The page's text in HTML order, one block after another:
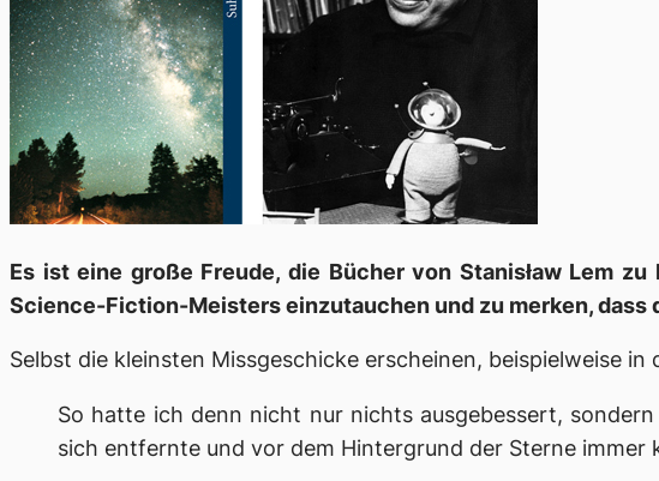
Es ist eine große Freude, die Bücher von Stanisław Lem
Science-Fiction-Meisters einzutauchen und zu merken,
Selbst die kleinsten Missgeschicke erscheinen, beispielweise in
So hatte ich denn nicht nur nichts ausgebessert,
sich entfernte und vor dem Hintergrund der Sterne immer